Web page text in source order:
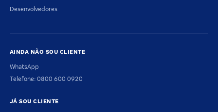
Desenvolvedores
AINDA NÃO SOU CLIENTE
WhatsApp
Telefone: 0800 600 0920
JÁ SOU CLIENTE